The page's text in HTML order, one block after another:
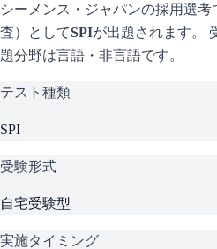
シーメンス・ジャパンの採用選考
査）としてSPIが出題されます。
題分野は言語・非言語です。
テスト種類
SPI
受験形式
自宅受験型
実施タイミング